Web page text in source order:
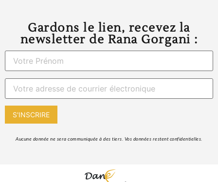
Gardons le lien, recevez la
newsletter de Rana Gorgani :